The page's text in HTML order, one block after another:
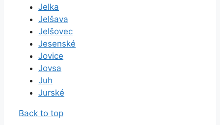
Jelka
Jelšava
Jelšovec
Jesenské
Jovice
Jovsa
Juh
Jurské
Back to top